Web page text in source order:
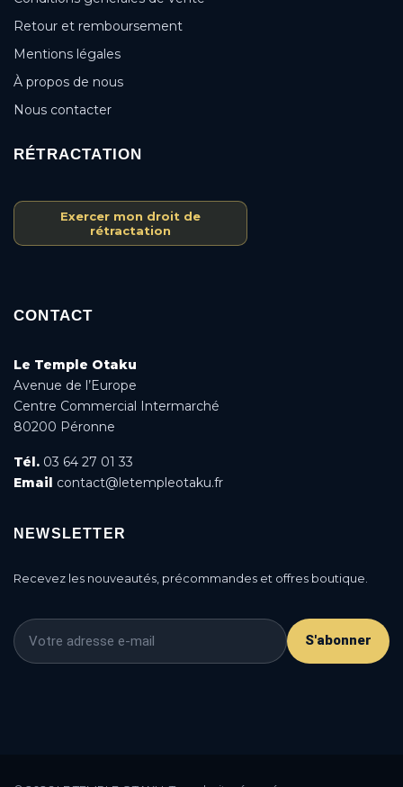
Retour et remboursement
Mentions légales
À propos de nous
Nous contacter
RÉTRACTATION
Exercer mon droit de
rétractation
CONTACT
Le Temple Otaku
Avenue de l’Europe
Centre Commercial Intermarché
80200 Péronne
Tél. 03 64 27 01 33
Email contact@letempleotaku.fr
NEWSLETTER
Recevez les nouveautés, précommandes et offres boutique.
S'abonner